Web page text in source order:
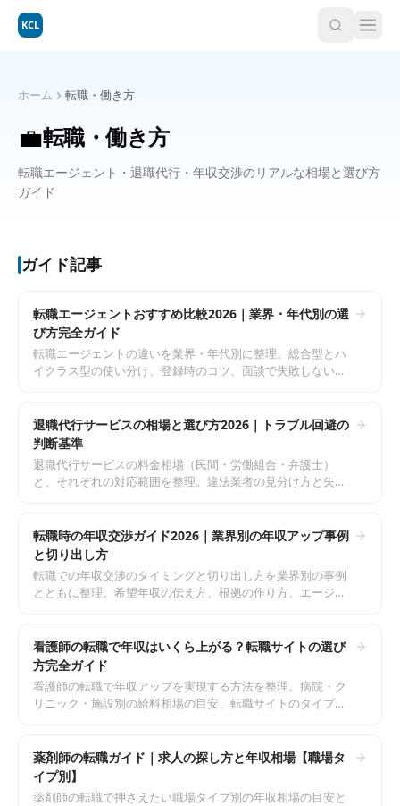
KCL
ホーム 転職・働き方
💼転職・働き方
転職エージェント・退職代行・年収交渉のリアルな相場と選び方
ガイド
ガイド記事
転職エージェントおすすめ比較2026｜業界・年代別の選
び方完全ガイド
転職エージェントの違いを業界・年代別に整理。総合型とハ
イクラス型の使い分け、登録時のコツ、面談で失敗しないチ
退職代行サービスの相場と選び方2026｜トラブル回避の
判断基準
退職代行サービスの料金相場（民間・労働組合・弁護士）
と、それぞれの対応範囲を整理。違法業者の見分け方と失敗
転職時の年収交渉ガイド2026｜業界別の年収アップ事例
と切り出し方
転職での年収交渉のタイミングと切り出し方を業界別の事例
とともに整理。希望年収の伝え方、根拠の作り方、エージェ
看護師の転職で年収はいくら上がる？転職サイトの選び
方完全ガイド
看護師の転職で年収アップを実現する方法を整理。病院・ク
リニック・施設別の給料相場の目安、転職サイトのタイプ別
薬剤師の転職ガイド｜求人の探し方と年収相場【職場タ
イプ別】
薬剤師の転職で押さえたい職場タイプ別の年収相場の目安と